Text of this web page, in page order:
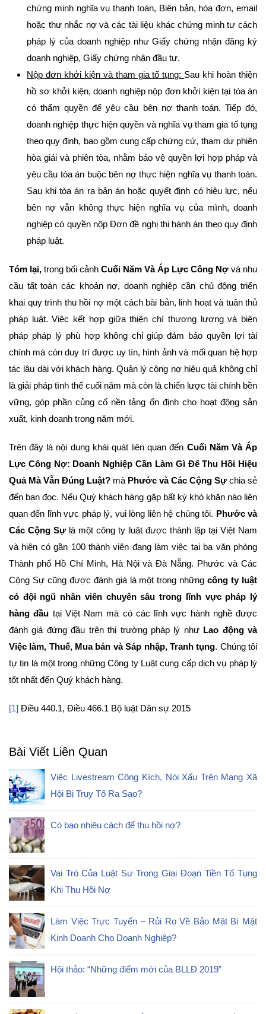
chứng minh nghĩa vụ thanh toán, Biên bản, hóa đơn, email
hoặc thư nhắc nợ và các tài liệu khác chứng minh tư cách
pháp lý của doanh nghiệp như Giấy chứng nhận đăng ký
doanh nghiệp, Giấy chứng nhận đầu tư.
Nộp đơn khởi kiện và tham gia tố tụng: Sau khi hoàn thiện
hồ sơ khởi kiện, doanh nghiệp nộp đơn khởi kiện tại tòa án
có thẩm quyền để yêu cầu bên nợ thanh toán. Tiếp đó,
doanh nghiệp thực hiện quyền và nghĩa vụ tham gia tố tụng
theo quy định, bao gồm cung cấp chứng cứ, tham dự phiên
hòa giải và phiên tòa, nhằm bảo vệ quyền lợi hợp pháp và
yêu cầu tòa án buộc bên nợ thực hiện nghĩa vụ thanh toán.
Sau khi tòa án ra bản án hoặc quyết định có hiệu lực, nếu
bên nợ vẫn không thực hiện nghĩa vụ của mình, doanh
nghiệp có quyền nộp Đơn đề nghị thi hành án theo quy định
pháp luật.
Tóm lại, trong bối cảnh Cuối Năm Và Áp Lực Công Nợ và nhu
cầu tất toán các khoản nợ, doanh nghiệp cần chủ động triển
khai quy trình thu hồi nợ một cách bài bản, linh hoạt và tuân thủ
pháp luật. Việc kết hợp giữa thiện chí thương lượng và biện
pháp pháp lý phù hợp không chỉ giúp đảm bảo quyền lợi tài
chính mà còn duy trì được uy tín, hình ảnh và mối quan hệ hợp
tác lâu dài với khách hàng. Quản lý công nợ hiệu quả không chỉ
là giải pháp tình thế cuối năm mà còn là chiến lược tài chính bền
vững, góp phần củng cố nền tảng ổn định cho hoạt động sản
xuất, kinh doanh trong năm mới.
Trên đây là nội dung khái quát liên quan đến Cuối Năm Và Áp
Lực Công Nợ: Doanh Nghiệp Cần Làm Gì Để Thu Hồi Hiệu
Quả Mà Vẫn Đúng Luật? mà Phước và Các Cộng Sự chia sẻ
đến bạn đọc. Nếu Quý khách hàng gặp bất kỳ khó khăn nào liên
quan đến lĩnh vực pháp lý, vui lòng liên hệ chúng tôi. Phước và
Các Cộng Sự là một công ty luật được thành lập tại Việt Nam
và hiện có gần 100 thành viên đang làm việc tại ba văn phòng
Thành phố Hồ Chí Minh, Hà Nội và Đà Nẵng. Phước và Các
Cộng Sự cũng được đánh giá là một trong nhữngcông ty luật
có đội ngũ nhân viên chuyên sâu trong lĩnh vực pháp lý
hàng đầu tại Việt Nam mà có các lĩnh vực hành nghề được
đánh giá đứng đầu trên thị trường pháp lý như Lao động và
Việc làm, Thuế, Mua bán và Sáp nhập, Tranh tụng. Chúng tôi
tự tin là một trong những Công ty Luật cung cấp dịch vụ pháp lý
tốt nhất đến Quý khách hàng.
[1] Điều 440.1, Điều 466.1 Bộ luật Dân sự 2015
Bài Viết Liên Quan
Việc Livestream Công Kích, Nói Xấu Trên Mạng Xã
Hội Bị Truy Tố Ra Sao?
Có bao nhiêu cách để thu hồi nợ?
Vai Trò Của Luật Sư Trong Giai Đoạn Tiền Tố Tụng
Khi Thu Hồi Nợ
Làm Việc Trực Tuyến – Rủi Ro Về Bảo Mật Bí Mật
Kinh Doanh Cho Doanh Nghiệp?
Hội thảo: “Những điểm mới của BLLĐ 2019”